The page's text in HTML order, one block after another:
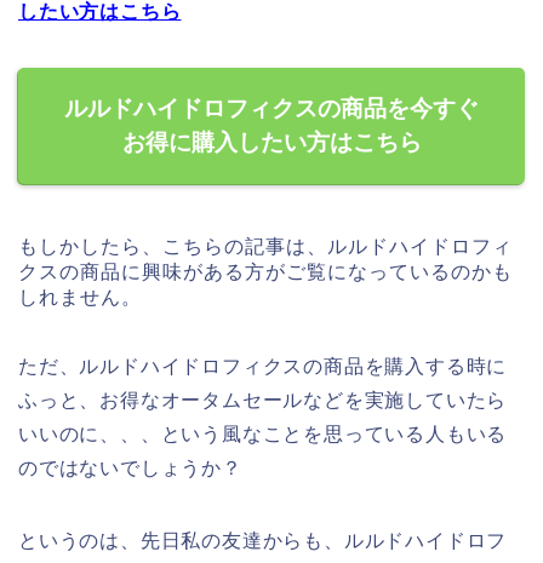
したい方はこちら
ルルドハイドロフィクスの商品を今すぐ
お得に購入したい方はこちら
もしかしたら、こちらの記事は、ルルドハイドロフィ
クスの商品に興味がある方がご覧になっているのかも
しれません。
ただ、ルルドハイドロフィクスの商品を購入する時に
ふっと、お得なオータムセールなどを実施していたら
いいのに、、、という風なことを思っている人もいる
のではないでしょうか？
というのは、先日私の友達からも、ルルドハイドロフ